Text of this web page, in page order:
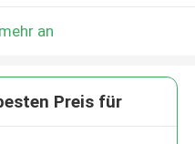
an
Preis für